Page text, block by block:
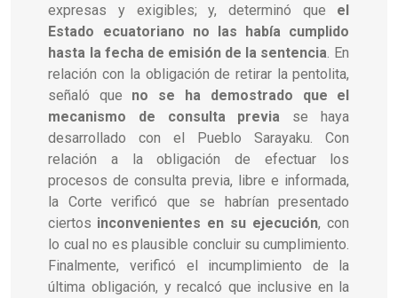
expresas y exigibles; y, determinó que el
Estado ecuatoriano no las había cumplido
hasta la fecha de emisión de la sentencia. En
relación con la obligación de retirar la pentolita,
señaló que no se ha demostrado que el
mecanismo de consulta previa se haya
desarrollado con el Pueblo Sarayaku. Con
relación a la obligación de efectuar los
procesos de consulta previa, libre e informada,
la Corte verificó que se habrían presentado
ciertos inconvenientes en su ejecución, con
lo cual no es plausible concluir su cumplimiento.
Finalmente, verificó el incumplimiento de la
última obligación, y recalcó que inclusive en la